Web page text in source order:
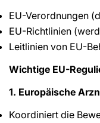
EU-Verordnungen
EU-Richtlinien
Leitlinien von EU-
Wichtige EU-
1. Europäische
Koordiniert die